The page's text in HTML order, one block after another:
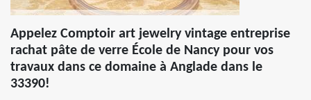
Appelez Comptoir art jewelry vintage entreprise
rachat pâte de verre École de Nancy pour vos
travaux dans ce domaine à Anglade dans le
33390!